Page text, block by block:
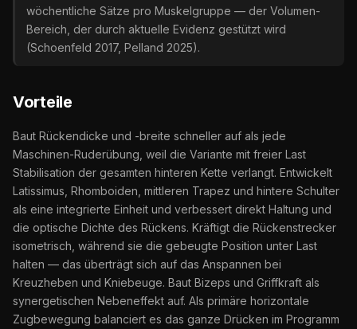
wöchentliche Sätze pro Muskelgruppe — der Volumen-
Bereich, der durch aktuelle Evidenz gestützt wird
(Schoenfeld 2017, Pelland 2025).
Vorteile
Baut Rückendicke und -breite schneller auf als jede
Maschinen-Ruderübung, weil die Variante mit freier Last
Stabilisation der gesamten hinteren Kette verlangt. Entwickelt
Latissimus, Rhomboiden, mittleren Trapez und hintere Schulter
als eine integrierte Einheit und verbessert direkt Haltung und
die optische Dichte des Rückens. Kräftigt die Rückenstrecker
isometrisch, während sie die gebeugte Position unter Last
halten — das überträgt sich auf das Anspannen bei
Kreuzheben und Kniebeuge. Baut Bizeps und Griffkraft als
synergetischen Nebeneffekt auf. Als primäre horizontale
Zugbewegung balanciert es das ganze Drücken im Programm